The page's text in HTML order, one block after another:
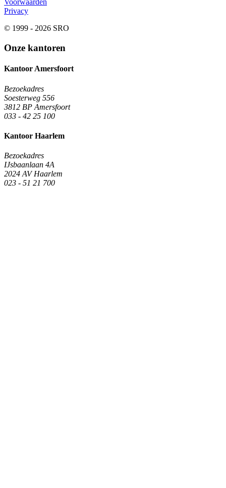
Voorwaarden
Privacy
© 1999 - 2026 SRO
Onze kantoren
Kantoor Amersfoort
Bezoekadres
Soesterweg 556
3812 BP Amersfoort
033 - 42 25 100
Kantoor Haarlem
Bezoekadres
IJsbaanlaan 4A
2024 AV Haarlem
023 - 51 21 700